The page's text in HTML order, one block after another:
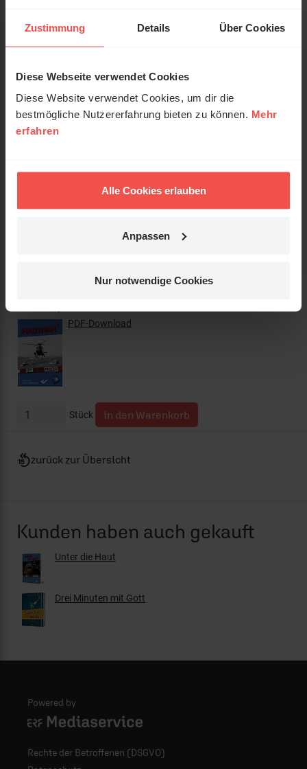
Zustimmung Details Über Cookies
Diese Webseite verwendet Cookies
Diese Website verwendet Cookies, um dir die
bestmögliche Nutzererfahrung bieten zu können. Mehr
erfahren
Alle Cookies erlauben
Anpassen
Nur notwendige Cookies
Umfang:
Erscheinungsdatum: 20. Juli 2020
Einband: Taschenbuch
Verkäufer:
PDF-Download
Stück
zurück zur Übersicht
Kunden haben auch gekauft
Unter die Haut
Drei Minuten mit Gott
Powered by
Logo - ERF Mediaservice
Rechte der Betroffenen (DSGVO)